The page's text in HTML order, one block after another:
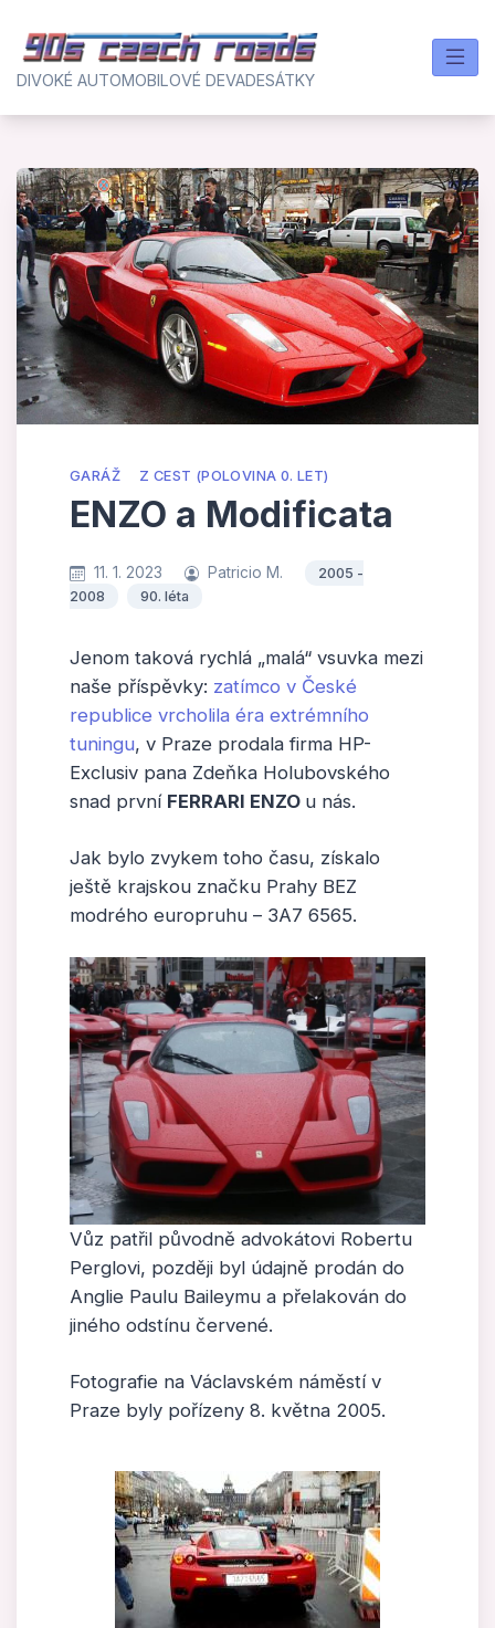
content
DIVOKÉ AUTOMOBILOVÉ DEVADESÁTKY
GARÁŽ Z CEST (POLOVINA 0. LET)
ENZO a Modificata
11. 1. 2023 Patricio M.
2005 -
2008
90. léta
Jenom taková rychlá „malá“ vsuvka mezi
naše příspěvky: zatímco v České
republice vrcholila éra extrémního
tuningu, v Praze prodala firma HP-
Exclusiv pana Zdeňka Holubovského
snad první FERRARI ENZO u nás.
Jak bylo zvykem toho času, získalo
ještě krajskou značku Prahy BEZ
modrého europruhu – 3A7 6565.
Vůz patřil původně advokátovi Robertu
Perglovi, později byl údajně prodán do
Anglie Paulu Baileymu a přelakován do
jiného odstínu červené.
Fotografie na Václavském náměstí v
Praze byly pořízeny 8. května 2005.